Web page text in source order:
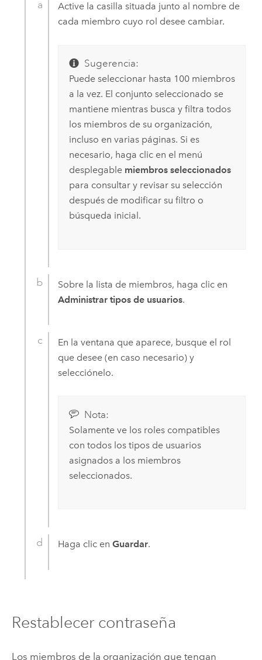
Active la casilla situada junto al nombre de
cada miembro cuyo rol desee cambiar.
Sugerencia:
Puede seleccionar hasta 100 miembros
a la vez. El conjunto seleccionado se
mantiene mientras busca y filtra todos
los miembros de su organización,
incluso en varias páginas. Si es
necesario, haga clic en el menú
desplegable miembros seleccionados
para consultar y revisar su selección
después de modificar su filtro o
búsqueda inicial.
Sobre la lista de miembros, haga clic en
Administrar tipos de usuarios.
En la ventana que aparece, busque el rol
que desee (en caso necesario) y
selecciónelo.
Nota:
Solamente ve los roles compatibles
con todos los tipos de usuarios
asignados a los miembros
seleccionados.
Haga clic enGuardar.
Restablecer contraseña
Los miembros de la organización que tengan